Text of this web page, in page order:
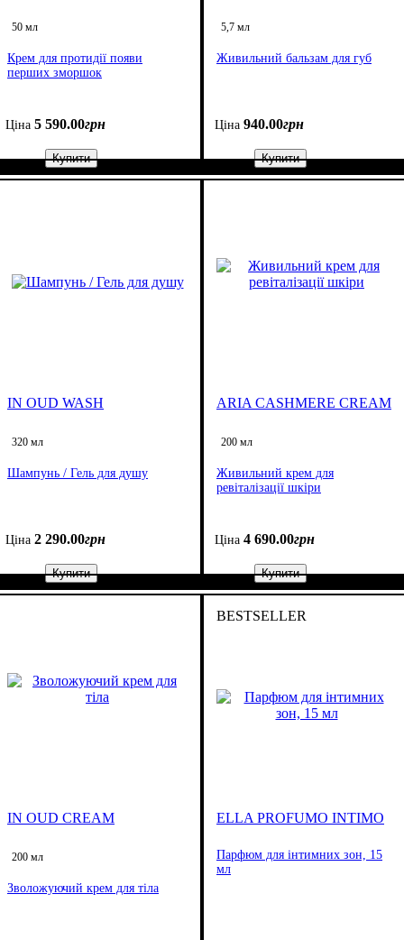
50 мл
Крем для протидії появи
перших зморшок
Ціна 5 590.00грн
Купити
5,7 мл
Живильний бальзам для губ
Ціна 940.00грн
Купити
IN OUD WASH
320 мл
Шампунь / Гель для душу
Ціна 2 290.00грн
Купити
ARIA CASHMERE CREAM
200 мл
Живильний крем для
ревіталізації шкіри
Ціна 4 690.00грн
Купити
IN OUD CREAM
200 мл
Зволожуючий крем для тіла
BESTSELLER
ELLA PROFUMO INTIMO
Парфюм для інтимних зон, 15
мл